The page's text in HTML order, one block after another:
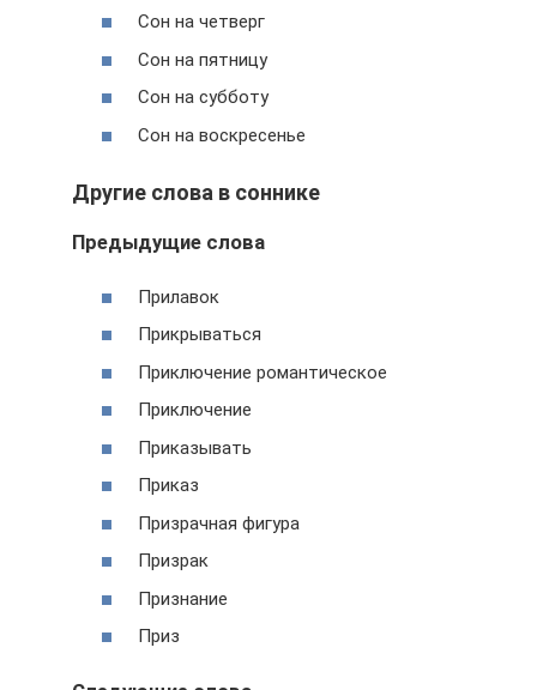
Сон на четверг
Сон на пятницу
Сон на субботу
Сон на воскресенье
Другие слова в соннике
Предыдущие слова
Прилавок
Прикрываться
Приключение романтическое
Приключение
Приказывать
Приказ
Призрачная фигура
Призрак
Признание
Приз